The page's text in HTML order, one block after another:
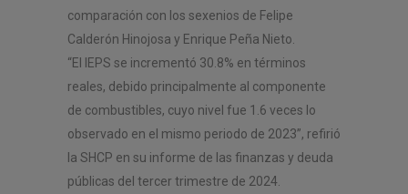
comparación con los sexenios de Felipe
Calderón Hinojosa y Enrique Peña Nieto.
“El IEPS se incrementó 30.8% en términos
reales, debido principalmente al componente
de combustibles, cuyo nivel fue 1.6 veces lo
observado en el mismo periodo de 2023”, refirió
la SHCP en su informe de las finanzas y deuda
públicas del tercer trimestre de 2024.